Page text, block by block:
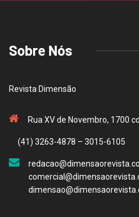
Sobre Nós
Revista Dimensão
Rua XV de Novembro, 1700
(41) 3263-4878 – 3015-6105